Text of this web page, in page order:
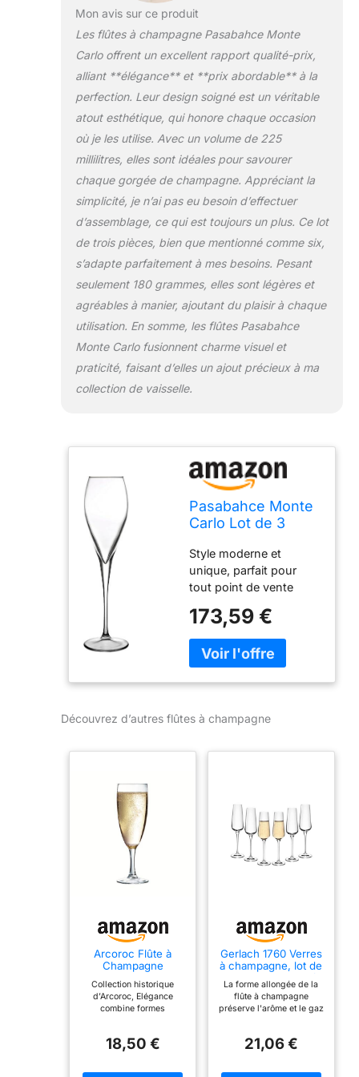
Mon avis sur ce produit
Les flûtes à champagne Pasabahce Monte
Carlo offrent un excellent rapport qualité-prix,
alliant **élégance** et **prix abordable** à la
perfection. Leur design soigné est un véritable
atout esthétique, qui honore chaque occasion
où je les utilise. Avec un volume de 225
millilitres, elles sont idéales pour savourer
chaque gorgée de champagne. Appréciant la
simplicité, je n’ai pas eu besoin d’effectuer
d’assemblage, ce qui est toujours un plus. Ce lot
de trois pièces, bien que mentionné comme six,
s’adapte parfaitement à mes besoins. Pesant
seulement 180 grammes, elles sont légères et
agréables à manier, ajoutant du plaisir à chaque
utilisation. En somme, les flûtes Pasabahce
Monte Carlo fusionnent charme visuel et
praticité, faisant d’elles un ajout précieux à ma
collection de vaisselle.
Pasabahce Monte
Carlo Lot de 3
champagne 22,5 cl
Style moderne et
unique, parfait pour
tout point de vente
173,59 €
Découvrez d’autres flûtes à champagne
Arcoroc Flûte à
Champagne
de 6
Collection historique
d’Arcoroc, Elégance
combine formes
brasseries traditionnelles,
18,50 €
Gerlach 1760 Verres
à champagne, lot de
6, 200 ml, verres à
champagne, flûtes à
champagne, verres
à vin, passent au
modernes
La forme allongée de la
flûte à champagne
préserve l'arôme et le gaz
champagne, le prosecco
21,06 €